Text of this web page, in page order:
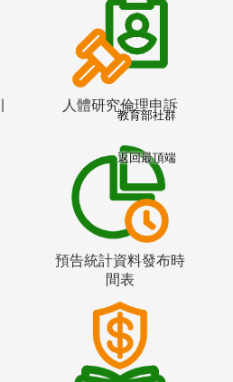
人體研究倫理申訴
預告統計資料發布時
間表
教育部社群
返回最頂端